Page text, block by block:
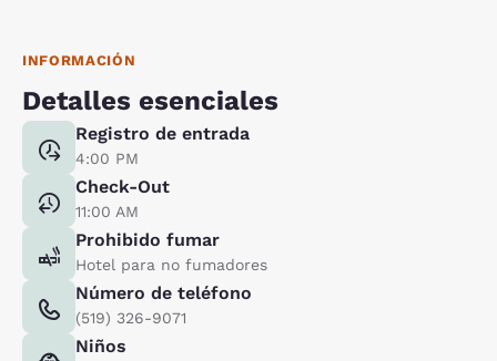
INFORMACIÓN
Detalles esenciales
Registro de entrada
4:00 PM
Check-Out
11:00 AM
Prohibido fumar
Hotel para no fumadores
Número de teléfono
(519) 326-9071
Niños